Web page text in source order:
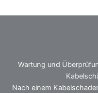
Wartung und
Nach einem